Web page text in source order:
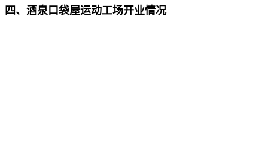
四、酒泉口袋屋运动工场开业情况